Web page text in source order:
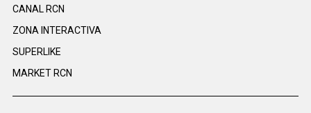
CANAL RCN
ZONA INTERACTIVA
SUPERLIKE
MARKET RCN